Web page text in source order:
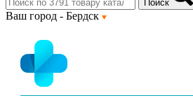
Поиск
Ваш город - Бердск